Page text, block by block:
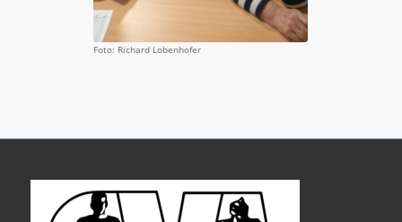
Foto: Richard Lobenhofer